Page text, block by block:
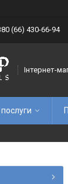
(66) 430-66-94
Інтернет-